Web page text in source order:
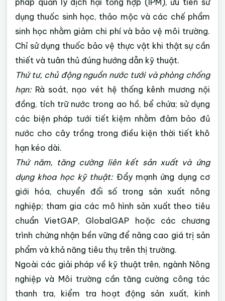
pháp quản lý dịch hại tổng hợp (IPM), ưu tiên sử
dụng thuốc sinh học, thảo mộc và các chế phẩm
sinh học nhằm giảm chi phí và bảo vệ môi trường.
Chỉ sử dụng thuốc bảo vệ thực vật khi thật sự cần
thiết và tuân thủ đúng hướng dẫn kỹ thuật.
Thứ tư, chủ động nguồn nước tưới và phòng chống
hạn:Rà soát, nạo vét hệ thống kênh mương nội
đồng, tích trữ nước trong ao hồ, bể chứa; sử dụng
các biện pháp tưới tiết kiệm nhằm đảm bảo đủ
nước cho cây trồng trong điều kiện thời tiết khô
hạn kéo dài.
Thứ năm, tăng cường liên kết sản xuất và ứng
dụng khoa học kỹ thuật: Đẩy mạnh ứng dụng cơ
giới hóa, chuyển đổi số trong sản xuất nông
nghiệp; tham gia các mô hình sản xuất theo tiêu
chuẩn VietGAP, GlobalGAP hoặc các chương
trình chứng nhận bền vững để nâng cao giá trị sản
phẩm và khả năng tiêu thụ trên thị trường.
Ngoài các giải pháp về kỹ thuật trên, ngành Nông
nghiệp và Môi trường cần tăng cường công tác
thanh tra, kiểm tra hoạt động sản xuất, kinh